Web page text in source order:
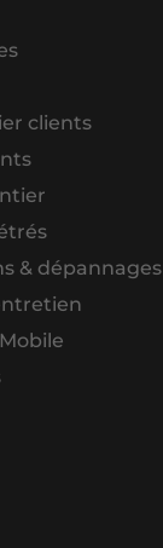
clients
& dépannages